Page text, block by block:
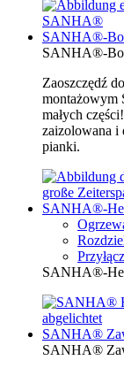
SANHA®-
SANHA®-
Zaoszczędź
montażowym
małych
zaizolowana i
pianki.
SANHA®-
SANHA®-
SANHA®
SANHA®